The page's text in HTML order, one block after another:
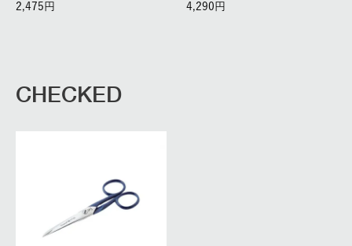
2,475 4,290
CHECKED